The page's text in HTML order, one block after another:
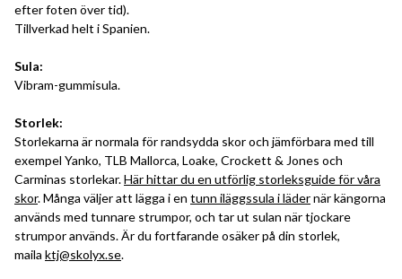
efter foten över tid).
Tillverkad helt i Spanien.
Sula:
Vibram-gummisula.
Storlek:
Storlekarna är normala för randsydda skor och jämförbara med till
exempel Yanko, TLB Mallorca, Loake, Crockett & Jones och
Carminas storlekar.Här hittar du en utförlig storleksguide för våra
skor. Många väljer att lägga i en tunn iläggssula i lädernär kängorna
används med tunnare strumpor, och tar ut sulan när tjockare
strumpor används. Är du fortfarande osäker på din storlek,
maila ktj@skolyx.se.